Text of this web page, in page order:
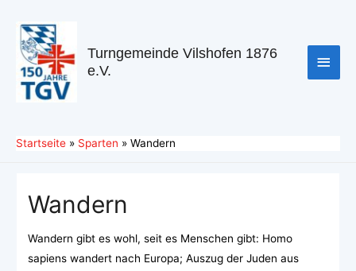
Turngemeinde Vilshofen 1876
e.V.
Startseite Sparten Wandern
Wandern
Wandern gibt es wohl, seit es Menschen gibt: Homo
sapiens wandert nach Europa; Auszug der Juden aus